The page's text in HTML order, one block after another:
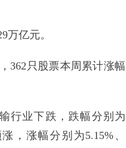
亿元。
362只股票本周累计涨幅
行业下跌，跌幅分别为
，涨幅分别为5.15%、